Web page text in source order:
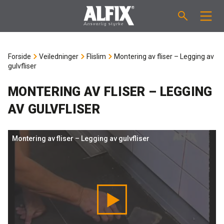
Sparkelmasse "Mix"
Våtromsmembraner
Flislim "Fix"
Binder / Primer
Fugemasse
FORBRUKSKALKULATOR
OM ALFIX
Om Alfix
Bærekraftighet
Referenser
NYHETER
KONTAKT
Ansatte
NO
Forside Veiledninger Flislim
Montering av fliser – Legging av
gulvfliser
MONTERING AV FLISER – LEGGING
AV GULVFLISER
Montering av fliser – Legging av gulvfliser